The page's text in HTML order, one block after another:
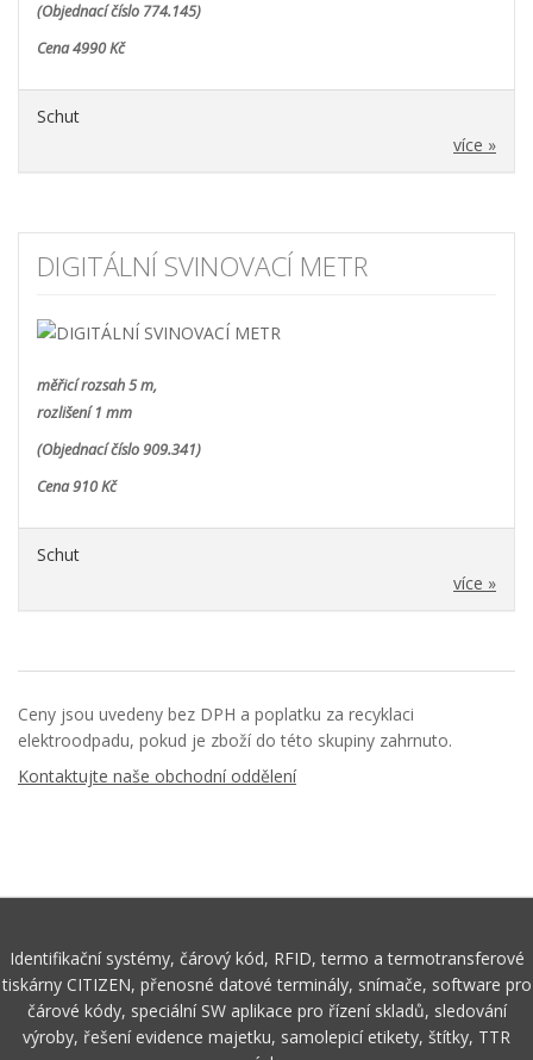
(Objednací číslo 774.145)
Cena 4990 Kč
Schut
více »
DIGITÁLNÍ SVINOVACÍ METR
měřicí rozsah 5 m,
rozlišení 1 mm
(Objednací číslo 909.341)
Cena 910 Kč
Schut
více »
Ceny jsou uvedeny bez DPH a poplatku za recyklaci
elektroodpadu, pokud je zboží do této skupiny zahrnuto.
Kontaktujte naše obchodní oddělení
Identifikační systémy, čárový kód, RFID, termo a termotransferové
tiskárny CITIZEN, přenosné datové terminály, snímače, software pro
čárové kódy, speciální SW aplikace pro řízení skladů, sledování
výroby, řešení evidence majetku, samolepicí etikety, štítky, TTR